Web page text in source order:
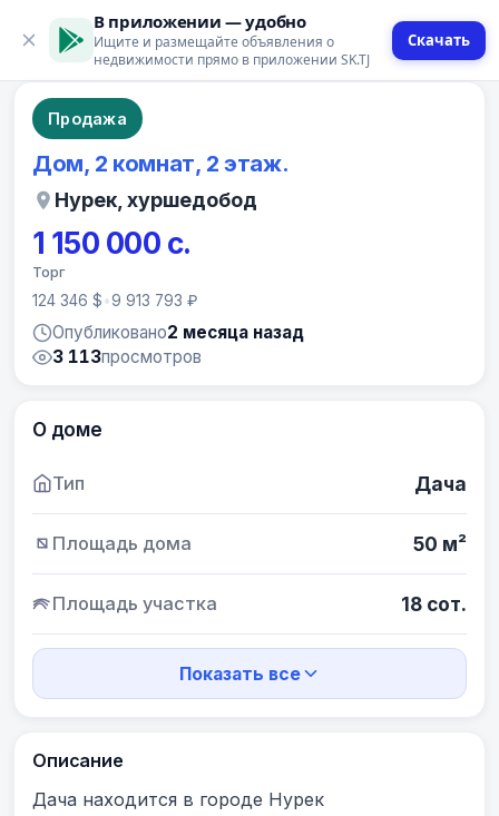
В приложении — удобно
Ищите и размещайте объявления о
недвижимости прямо в приложении SK.TJ
Скачать
7 фото
Продажа
Дом, 2 комнат, 2 этаж.
Нурек, хуршедобод
1 150 000 с.
Торг
124 346 $•9 913 793 ₽
Опубликовано2 месяца назад
3 113просмотров
О доме
Тип Дача
Площадь дома 50 м²
Площадь участка 18 сот.
Показать все
Описание
Дача находится в городе Нурек